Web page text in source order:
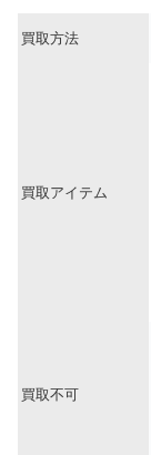
買取方法
買取アイテム
買取不可